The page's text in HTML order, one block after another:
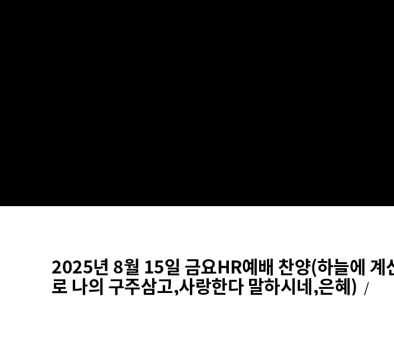
2025년 8월 15일 금요HR예배 찬양(하늘에
로 나의 구주삼고,사랑한다 말하시네,은혜) /